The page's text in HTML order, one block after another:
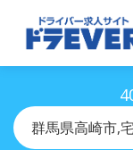
群馬県高崎市,